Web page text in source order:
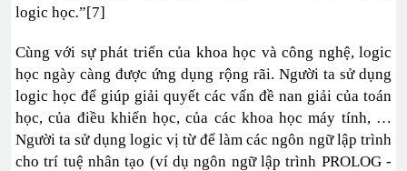
logic học.”[7]
Cùng với sự phát triển của khoa học và công nghệ, logic
học ngày càng được ứng dụng rộng rãi. Người ta sử dụng
logic học để giúp giải quyết các vấn đề nan giải của toán
học, của điều khiển học, của các khoa học máy tính, …
Người ta sử dụng logic vị từ để làm các ngôn ngữ lập trình
cho trí tuệ nhân tạo (ví dụ ngôn ngữ lập trình PROLOG -